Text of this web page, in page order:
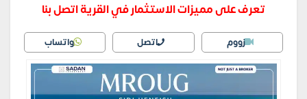
تعرف على مميزات الاستثمار في القرية اتصل بنا
زووم اتصل واتساب